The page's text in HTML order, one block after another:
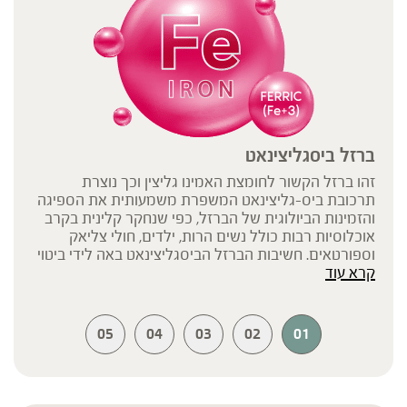
ברזל ביסגליצינאט
זהו ברזל הקשור לחומצת האמינו גליצין וכך נוצרת
תרכובת ביס-גליצינאט המשפרת משמעותית את הספיגה
והזמינות הביולוגית של הברזל, כפי שנחקר קלינית בקרב
אוכלוסיות רבות כולל נשים הרות, ילדים, חולי צליאק
וספורטאים. חשיבות הברזל הביסגליצינאט באה לידי ביטוי
גם בהיותו ברזל עדין וקל לעיכול, ואינו גורם לתופעות לוואי
אינטראקציה עם מזונות הפוגעים בספיגת ברזל, כגון מוצרי
חלב, קפאין, ירקות וקטניות המכילים חומצה פיטית וכו', לכן
קרא עוד
01
02
03
04
05